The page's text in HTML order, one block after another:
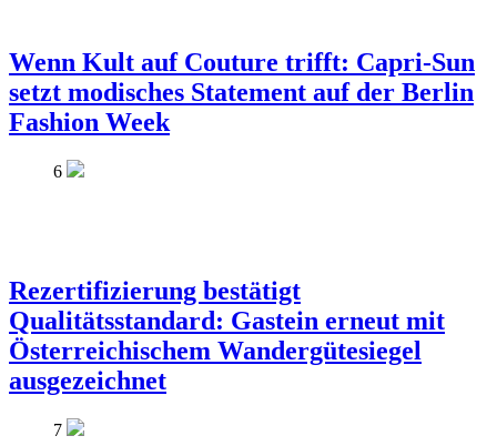
Wenn Kult auf Couture trifft: Capri-Sun
setzt modisches Statement auf der Berlin
Fashion Week
6
Rezertifizierung bestätigt
Qualitätsstandard: Gastein erneut mit
Österreichischem Wandergütesiegel
ausgezeichnet
7